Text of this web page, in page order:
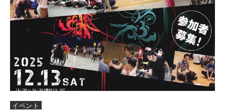
イベント